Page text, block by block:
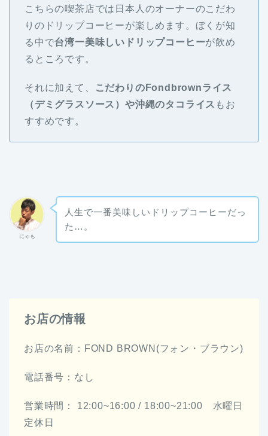
こちらの喫茶店では日本人のオーナーのこだわ
りのドリップコーヒーが楽しめます。ぼくが知
る中で台湾一美味しいドリップコーヒーが飲め
るところです。
それに加えて、
こだわりのFondbrownライス
（デミグラスソース）や沖縄のタコライス もお
すすめです。
にゃも
人生で一番美味しいドリップコーヒーだっ
た…。
お店の情報
お店の名前：FOND BROWN(フォン・ブラウン)
電話番号：なし
営業時間： 12:00~16:00 / 18:00~21:00 水曜日
定休日